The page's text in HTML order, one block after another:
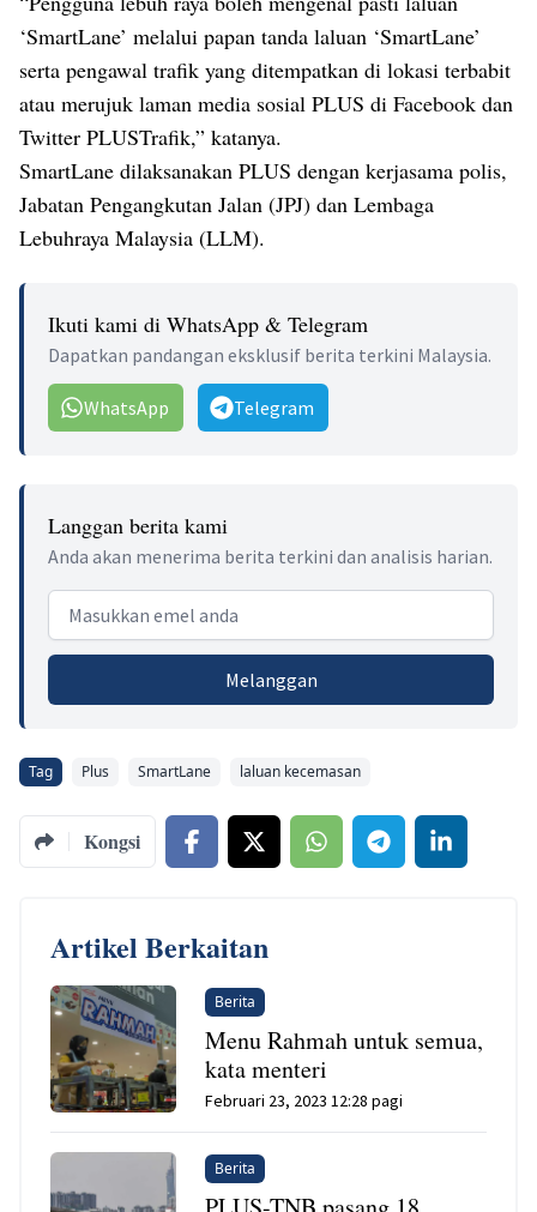
‘SmartLane’ melalui papan tanda laluan ‘SmartLane’
serta pengawal trafik yang ditempatkan di lokasi terbabit
atau merujuk laman media sosial PLUS di Facebook dan
Twitter PLUSTrafik,” katanya.
SmartLane dilaksanakan PLUS dengan kerjasama polis,
Jabatan Pengangkutan Jalan (JPJ) dan Lembaga
Lebuhraya Malaysia (LLM).
Ikuti kami di WhatsApp & Telegram
Dapatkan pandangan eksklusif berita terkini Malaysia.
WhatsApp Telegram
Langgan berita kami
Anda akan menerima berita terkini dan analisis harian.
Email address
Melanggan
Tag Plus SmartLane laluan kecemasan
Kongsi
Artikel Berkaitan
Berita
Menu Rahmah untuk semua,
kata menteri
Februari 23, 2023 12:28 pagi
Berita